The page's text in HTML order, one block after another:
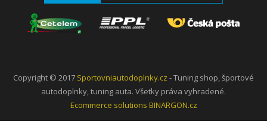
Copyright © 2017 Sportovniautodoplnky.cz - Tuning shop, športové
autodoplnky, tuning auta. Všetky práva vyhradené.
Ecommerce solutions BINARGON.cz